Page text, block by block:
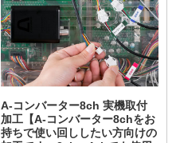
A-コンバーター8ch 実機取付
加工【A-コンバーター8chをお
持ちで使い回ししたい方向けの